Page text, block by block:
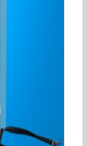
台式紫外